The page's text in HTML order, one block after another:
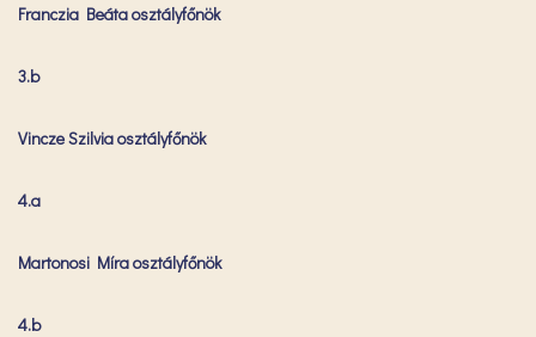
Franczia Beáta osztályfőnök
3.b
Vincze Szilvia osztályfőnök
4.a
Martonosi Míra osztályfőnök
4.b